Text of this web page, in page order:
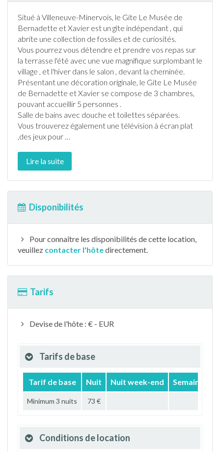
Situé à Villeneuve-Minervois, le Gite Le Musée de
Bernadette et Xavier est un gîte indépendant , qui
abrite une collection de fossiles et de curiosités.
Vous pourrez vous détendre et prendre vos repas sur
la terrasse l'été avec une vue magnifique surplombant le
village , et l'hiver dans le salon , devant la cheminée.
Présentant une décoration originale, le Gite Le Musée
de Bernadette et Xavier se compose de 3 chambres,
pouvant accueillir 5 personnes .
Salle de bains avec douche et toilettes séparées.
Vous trouverez également une télévision à écran plat
,des jeux pour …
Lire la suite
Disponibilités
Pour connaître les disponibilités de cette location,
veuillez contacter l'hôtedirectement.
Tarifs
Devise de l'hôte : € - EUR
Tarifs de base
Tarif de base Nuit Nuit week-end Semaine
Minimum 3 nuits 73 €
Conditions de location